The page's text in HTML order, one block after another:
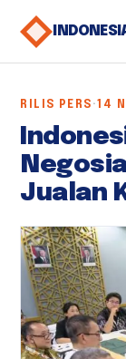
RILIS PERS ·14
Jualan